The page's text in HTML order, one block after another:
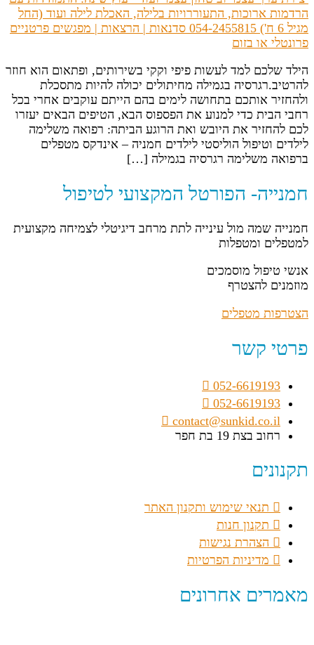
הילד שלכם למד לעשות פיפי וקקי בשירותים, ופתאום הוא חוזר
להרטיב.רגרסיה בגמילה מחיתולים יכולה להיות מתסכלת
ולהחזיר אותכם בתחושה לימים בהם הייתם עוקבים אחרי בכל
רחבי הבית כדי למנוע את הפספוס הבא, הטיפים הבאים יעזרו
לכם להחזיר את היובש ואת הרוגע הביתה: רפואה משלימה
לילדים וטיפול הוליסטי לילדים חמניה – אינדקס מטפלים
ברפואה משלימה רגרסיה בגמילה […]
חמנייה- הפורטל המקצועי לטיפול
חמנייה שמה מול עינייה לתת מרחב דיגיטלי לצמיחה מקצועית
למטפלים ומטפלות
אנשי טיפול מוסמכים
מוזמנים להצטרף
הצטרפות מטפלים
פרטי קשר
052-6619193
052-6619193
contact@sunkid.co.il
רחוב בצת 19 בת חפר
תקנונים
תנאי שימוש ותקנון האתר
תקנון חנות
הצהרת נגישות
מדיניות הפרטיות
מאמרים אחרונים